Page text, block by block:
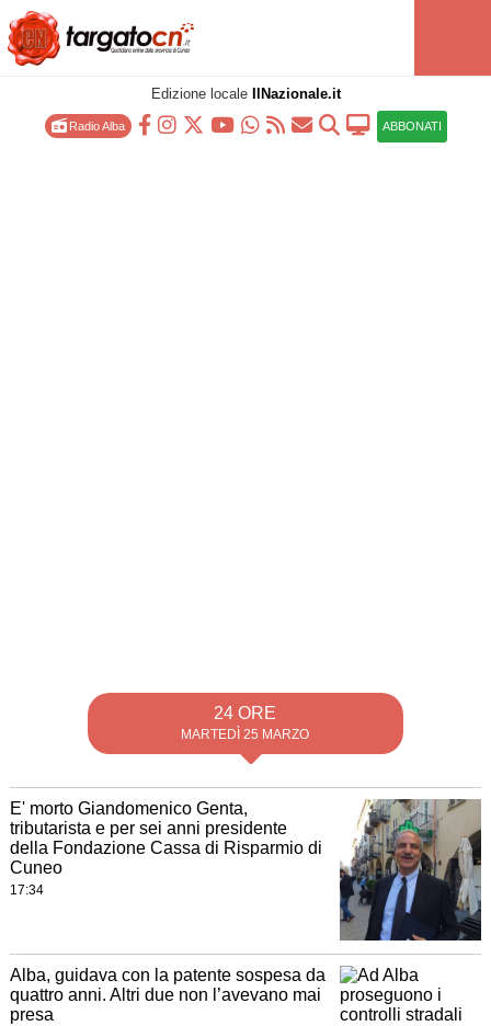
Edizione locale IlNazionale.it
Radio Alba ABBONATI
24 ORE
MARTEDÌ 25 MARZO
E' morto Giandomenico Genta,
tributarista e per sei anni presidente
della Fondazione Cassa di Risparmio di
Cuneo
17:34
Alba, guidava con la patente sospesa da
quattro anni. Altri due non l’avevano mai
presa